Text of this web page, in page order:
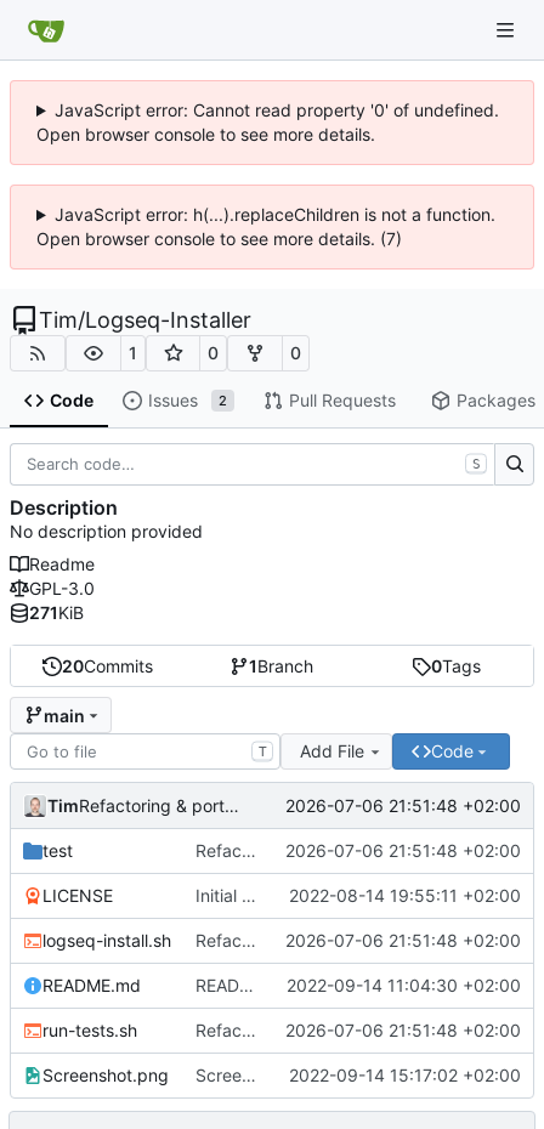
JavaScript error: Cannot read property '0' of undefined.
Open browser console to see more details.
JavaScript error: h(...).replaceChildren is not a function.
Open browser console to see more details. (7)
Tim/Logseq-Installer
1 0 0
Code Issues 2 Pull Requests Packages
20Commits 1Branch 0Tags
main
T Add File Code
Tim Refactoring & portable Testpfade 2026-07-06 21:51:48 +02:00
test Refactoring & portable Testpfade 2026-07-06 21:51:48 +02:00
LICENSE Initial commit 2022-08-14 19:55:11 +02:00
logseq-install.sh Refactoring & portable Testpfade 2026-07-06 21:51:48 +02:00
README.md README um Hinweis auf symbolischen Link ergänzt 2022-09-14 11:04:30 +02:00
run-tests.sh Refactoring & portable Testpfade 2026-07-06 21:51:48 +02:00
Screenshot.png Screenshot erneuert 2022-09-14 15:17:02 +02:00
S
Description
No description provided
Readme
GPL-3.0
271KiB